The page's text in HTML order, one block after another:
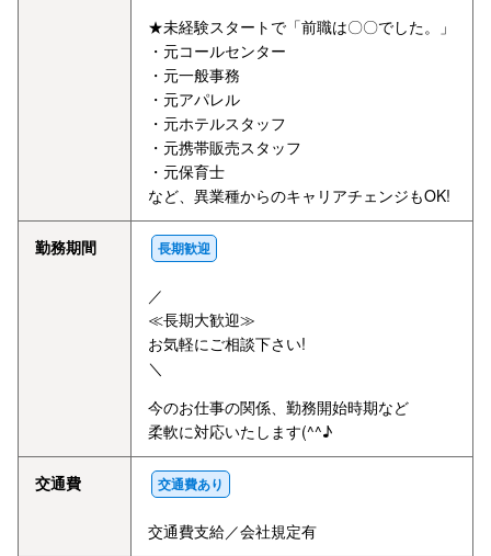
★未経験スタートで「前職は〇〇でした。」
・元コールセンター
・元一般事務
・元アパレル
・元ホテルスタッフ
・元携帯販売スタッフ
・元保育士
など、異業種からのキャリアチェンジもOK!
勤務期間 長期歓迎
／
≪長期大歓迎≫
お気軽にご相談下さい!
＼
今のお仕事の関係、勤務開始時期など
柔軟に対応いたします(^^♪
交通費 交通費あり
交通費支給／会社規定有